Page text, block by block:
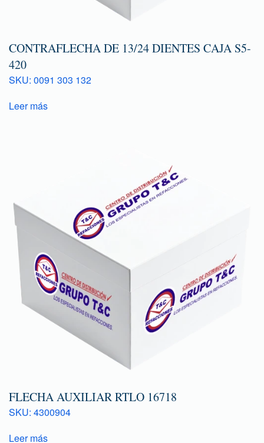
CONTRAFLECHA DE 13/24 DIENTES CAJA S5-
420
SKU: 0091 303 132
Leer más
FLECHA AUXILIAR RTLO 16718
SKU: 4300904
Leer más